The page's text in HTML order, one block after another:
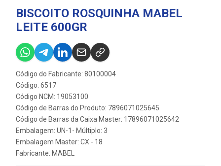
BISCOITO ROSQUINHA MABEL
LEITE 600GR
Código do Fabricante: 80100004
Código: 6517
Código NCM: 19053100
Código de Barras do Produto: 7896071025645
Código de Barras da Caixa Master: 17896071025642
Embalagem: UN-1- Múltiplo: 3
Embalagem Master: CX - 18
Fabricante: MABEL